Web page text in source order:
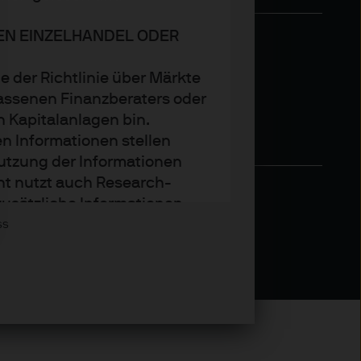
EINZELHANDEL ODER
der Richtlinie über Märkte
Finanzberaters oder
Kapitalanlagen bin.
Informationen stellen
der Informationen
nutzt auch Research-
Informationen
Management wider.
Asset Management
sie zum Zeitpunkt der